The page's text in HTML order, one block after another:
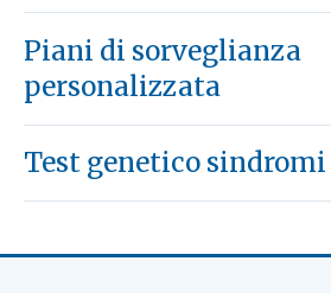
Piani di sorveglianza
personalizzata
Test genetico